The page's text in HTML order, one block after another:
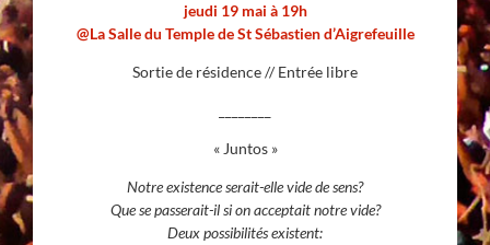
jeudi 19 mai à 19h
@La Salle du Temple de St Sébastien d’Aigrefeuille
Sortie de résidence // Entrée libre
« Juntos »
Notre existence serait-elle vide de sens?
Que se passerait-il si on acceptait notre vide?
Deux possibilités existent: